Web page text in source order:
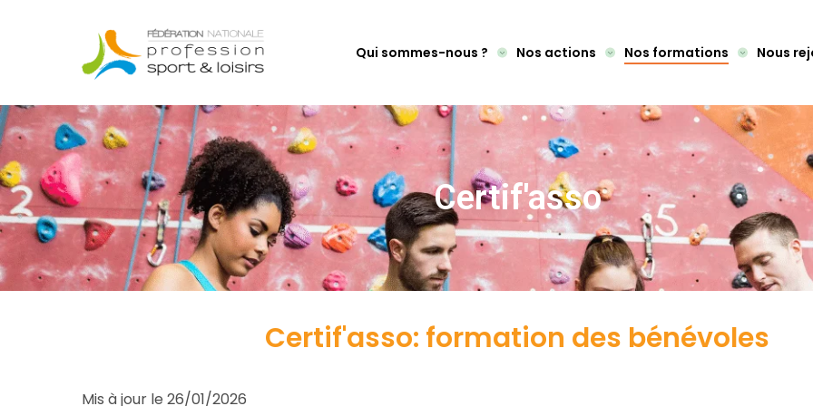
Qui sommes-nous ? Nos actions Nos formations Nous
Certif'asso
Certif'asso: formation des bénévoles
Mis à jour le 26/01/2026